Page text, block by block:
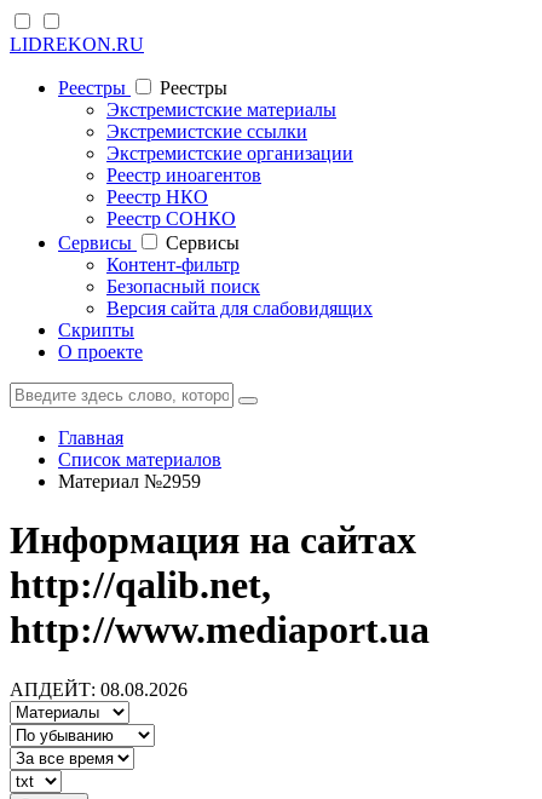
LIDREKON.RU
Реестры
Реестры
Экстремистские материалы
Экстремистские ссылки
Экстремистские организации
Реестр иноагентов
Реестр НКО
Реестр СОНКО
Cервисы
Cервисы
Контент-фильтр
Безопасный поиск
Версия сайта для слабовидящих
Скрипты
О проекте
Главная
Список материалов
Материал №2959
Информация на сайтах
http://qalib.net,
http://www.mediaport.ua
АПДЕЙТ: 08.08.2026